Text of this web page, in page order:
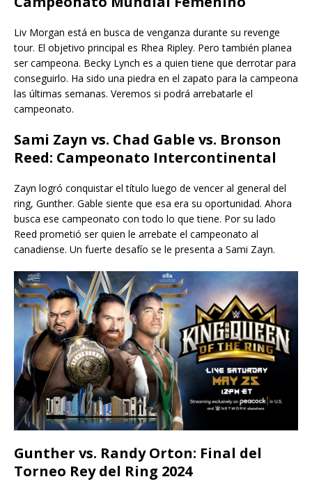
Liv Morgan está en busca de venganza durante su revenge
tour. El objetivo principal es Rhea Ripley. Pero también planea
ser campeona. Becky Lynch es a quien tiene que derrotar para
conseguirlo. Ha sido una piedra en el zapato para la campeona
las últimas semanas. Veremos si podrá arrebatarle el
campeonato.
Sami Zayn vs. Chad Gable vs. Bronson
Reed: Campeonato Intercontinental
Zayn logró conquistar el título luego de vencer al general del
ring, Gunther. Gable siente que esa era su oportunidad. Ahora
busca ese campeonato con todo lo que tiene. Por su lado
Reed prometió ser quien le arrebate el campeonato al
canadiense. Un fuerte desafío se le presenta a Sami Zayn.
Gunther vs. Randy Orton: Final del
Torneo Rey del Ring 2024